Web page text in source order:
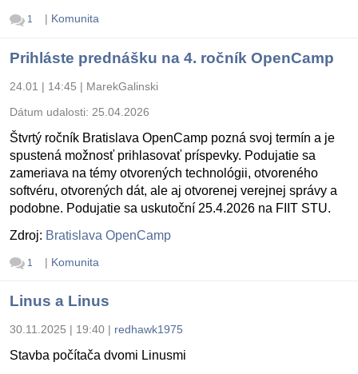
1 | Komunita
Prihláste prednášku na 4. ročník OpenCamp
24.01 | 14:45 | MarekGalinski
Dátum udalosti: 25.04.2026
Štvrtý ročník Bratislava OpenCamp pozná svoj termín a je
spustená možnosť prihlasovať príspevky. Podujatie sa
zameriava na témy otvorených technológii, otvoreného
softvéru, otvorených dát, ale aj otvorenej verejnej správy a
podobne. Podujatie sa uskutoční 25.4.2026 na FIIT STU.
Zdroj: Bratislava OpenCamp
1 | Komunita
Linus a Linus
30.11.2025 | 19:40 | redhawk1975
Stavba počítača dvomi Linusmi